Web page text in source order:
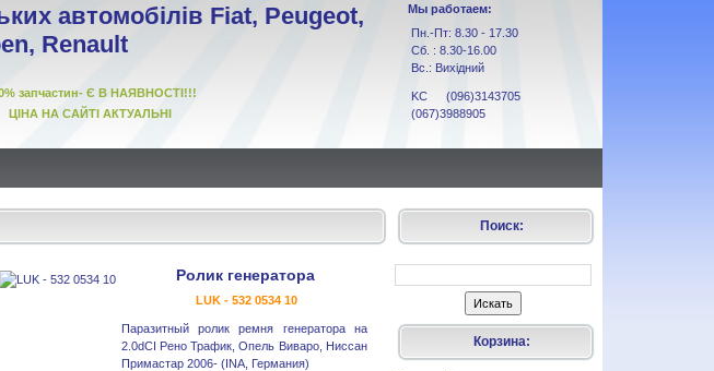
автомобілів Fiat, Peugeot,
Renault
Є В НАЯВНОСТІ!!!
НА САЙТІ АКТУАЛЬНІ
Мы работаем:
Пн.-Пт: 8.30 - 17.30
Сб. : 8.30-16.00
Вс.: Вихідний
KC (096)3143705
(067)3988905
Ролик генератора
LUK - 532 0534 10
Паразитный ролик ремня генератора на
2.0dCI Рено Трафик, Опель Виваро, Ниссан
Примастар 2006- (INA, Германия)
Поиск:
Корзина: